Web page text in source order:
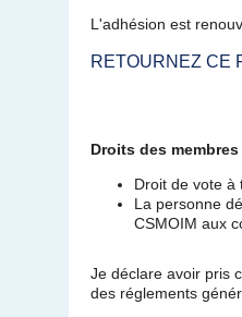
L'adhésion est
RETOURNEZ CE
Droits des
Droit de vote à
La personne
CSMOIM aux
Je déclare avoir pris
des réglements